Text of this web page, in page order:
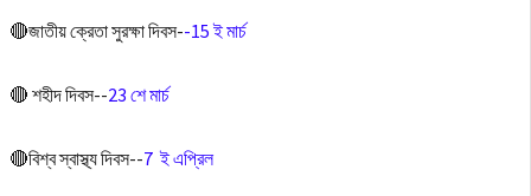
🔴জাতীয় ক্রেতা সুরক্ষা দিবস--15 ই মার্চ
🔴 শহীদ দিবস--23 শে মার্চ
🔴বিশ্ব স্বাস্থ্য দিবস--7 ই এপ্রিল